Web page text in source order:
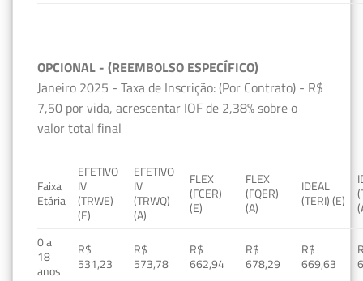
OPCIONAL - (REEMBOLSO ESPECÍFICO)
Janeiro 2025 - Taxa de Inscrição: (Por Contrato) - R$
7,50 por vida, acrescentar IOF de 2,38% sobre o
valor total final
Faixa
Etária
EFETIVO
IV
(TRWE)
(E)
EFETIVO
IV
(TRWQ)
(A)
FLEX
(FCER)
(E)
FLEX
(FQER)
(A)
IDEAL
(TERI) (E)
0 a
18
anos
R$
531,23
R$
573,78
R$
662,94
R$
678,29
R$
669,63